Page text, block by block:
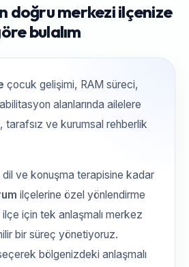
doğru merkezi ilçenize
bulalım
çocuk gelişimi, RAM süreci,
alanlarında ailelere
tarafsız ve kurumsal rehberlik
ve konuşma terapisine kadar
ilçelerine özel yönlendirme
için tek anlaşmalı merkez
bir süreç yönetiyoruz.
bölgenizdeki anlaşmalı